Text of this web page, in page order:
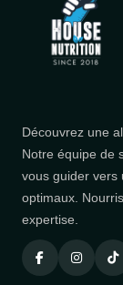
Découvrez une
Notre équipe de
vous guider vers
optimaux.
expertise.